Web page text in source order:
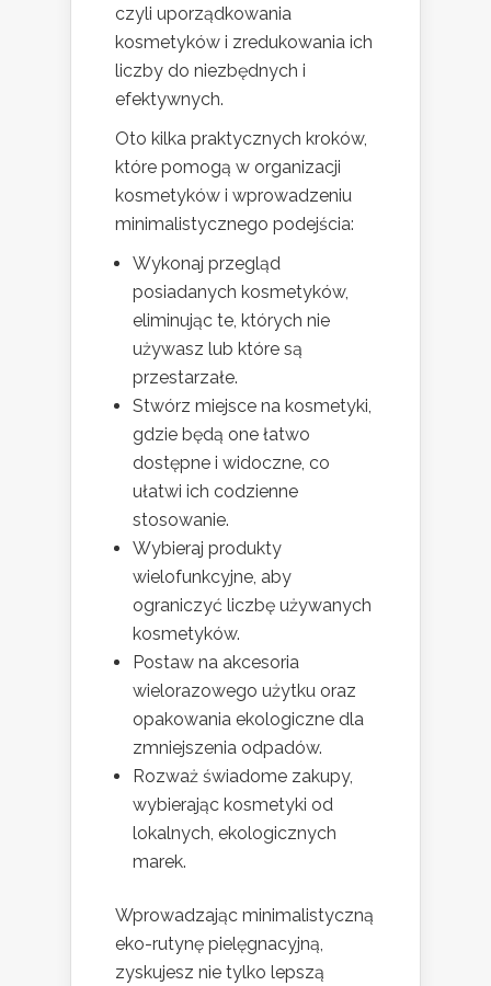
czyli uporządkowania
kosmetyków i zredukowania ich
liczby do niezbędnych i
efektywnych.
Oto kilka praktycznych kroków,
które pomogą w organizacji
kosmetyków i wprowadzeniu
minimalistycznego podejścia:
Wykonaj przegląd
posiadanych kosmetyków,
eliminując te, których nie
używasz lub które są
przestarzałe.
Stwórz miejsce na kosmetyki,
gdzie będą one łatwo
dostępne i widoczne, co
ułatwi ich codzienne
stosowanie.
Wybieraj produkty
wielofunkcyjne, aby
ograniczyć liczbę używanych
kosmetyków.
Postaw na akcesoria
wielorazowego użytku oraz
opakowania ekologiczne dla
zmniejszenia odpadów.
Rozważ świadome zakupy,
wybierając kosmetyki od
lokalnych, ekologicznych
marek.
Wprowadzając minimalistyczną
eko-rutynę pielęgnacyjną,
zyskujesz nie tylko lepszą